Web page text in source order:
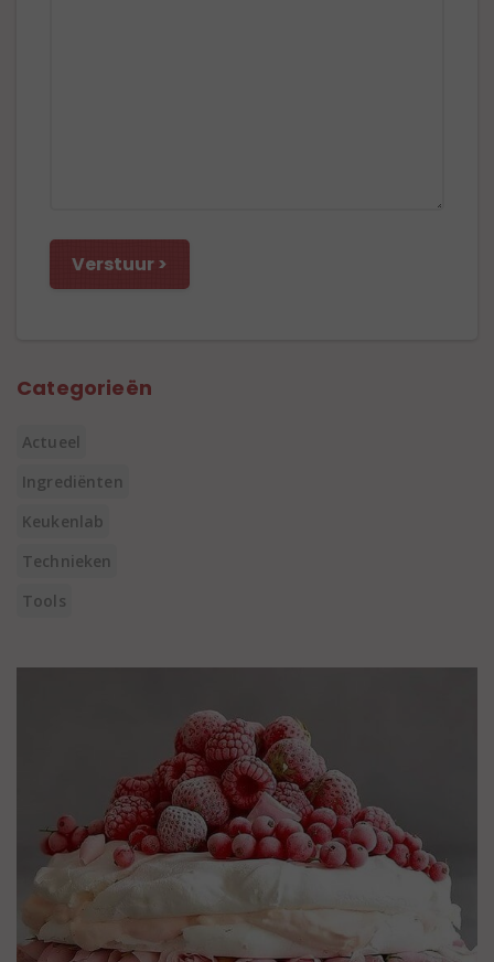
Categorieën
Actueel
Ingrediënten
Keukenlab
Technieken
Tools